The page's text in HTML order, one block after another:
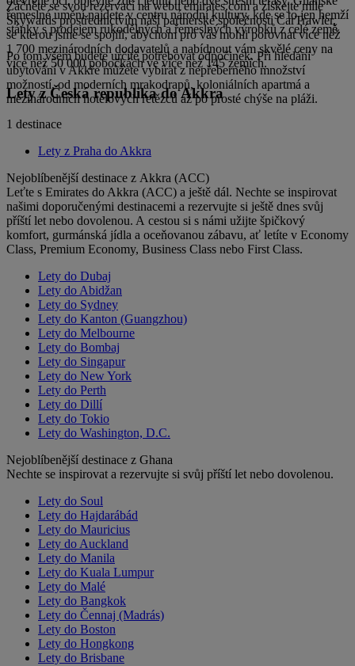
řemeslné umění najdete v centru národní kultury, kde se to jen hemží
stánky s prodejem rukodělných a řemeslných výrobků z celé země.
Po tom všem budete určitě potřebovat odpočinek. Při hledání
ubytování v Akkře můžete vybírat z nepřeberného množství
možností, od moderních mrakodrapů, koloniálních apartmá a
mezinárodních hotelových řetězců až po prosté chýše na pláži.
Začněte se svou rezervací na webu emirates.com a získejte míle
Skywards prostřednictvím naší partnerské společnosti CarTrawler,
se kterou jsme se spojili, abychom pro vás mohli porovnat více než
1 700 mezinárodních dodavatelů a nabídnout vám skvělé ceny na
více než 50 000 pobočkách ve více než 145 zemích.
Lety z Česká republika do Akkra
1 destinace
Lety z Praha do Akkra
Nejoblíbenější destinace z Akkra (ACC)
Leťte s Emirates do Akkra (ACC) a ještě dál. Nechte se inspirovat
našimi doporučenými destinacemi a rezervujte si ještě dnes svůj
příští let nebo dovolenou. A cestou si s námi užijte špičkový
komfort, gurmánská jídla a oceňovanou zábavu, ať letíte v Economy
Class, Premium Economy, Business Class nebo First Class.
Lety do Dubaj
Lety do Abidžan
Lety do Sydney
Lety do Kanton (Guangzhou)
Lety do Melbourne
Lety do Bombaj
Lety do Singapur
Lety do New York
Lety do Perth
Lety do Dillí
Lety do Tokio
Lety do Washington, D.C.
Nejoblíbenější destinace z Ghana
Nechte se inspirovat a rezervujte si svůj příští let nebo dovolenou.
Lety do Soul
Lety do Hajdarábád
Lety do Mauricius
Lety do Auckland
Lety do Manila
Lety do Kuala Lumpur
Lety do Malé
Lety do Bangkok
Lety do Čennaj (Madrás)
Lety do Boston
Lety do Hongkong
Lety do Brisbane